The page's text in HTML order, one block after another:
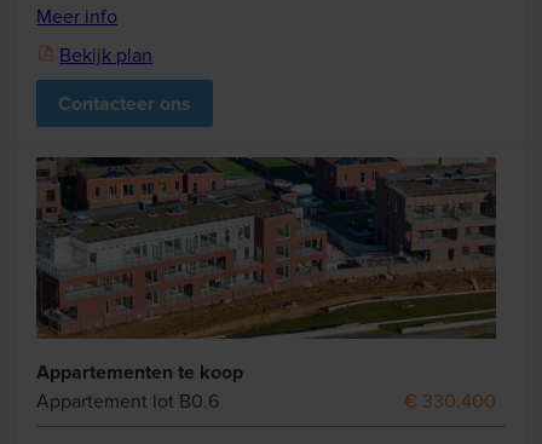
Meer info
Bekijk plan
Contacteer ons
Appartementen te koop
Appartement lot B0.6
€ 330.400